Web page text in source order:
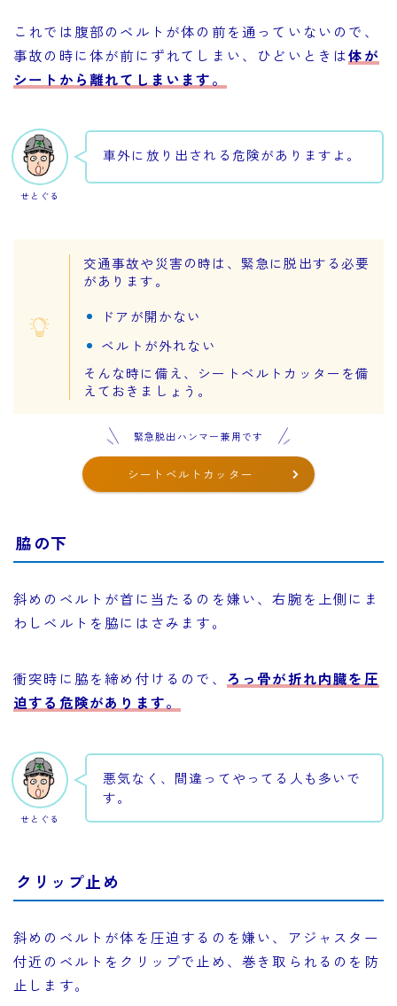
これでは腹部のベルトが体の前を通っていないので、
事故の時に体が前にずれてしまい、ひどいときは体が
シートから離れてしまいます。
せとぐる
車外に放り出される危険がありますよ。
交通事故や災害の時は、緊急に脱出する必要
があります。
ドアが開かない
ベルトが外れない
そんな時に備え、シートベルトカッターを備
えておきましょう。
緊急脱出ハンマー兼用です
シートベルトカッター
脇の下
斜めのベルトが首に当たるのを嫌い、右腕を上側にま
わしベルトを脇にはさみます。
衝突時に脇を締め付けるので、 ろっ骨が折れ内臓を圧
迫する危険があります。
せとぐる
悪気なく、間違ってやってる人も多いで
す。
クリップ止め
斜めのベルトが体を圧迫するのを嫌い、アジャスター
付近のベルトをクリップで止め、巻き取られるのを防
止します。